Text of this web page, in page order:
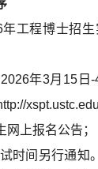
工程博士招生
年3月15日
上报名公告；
时间另行通知